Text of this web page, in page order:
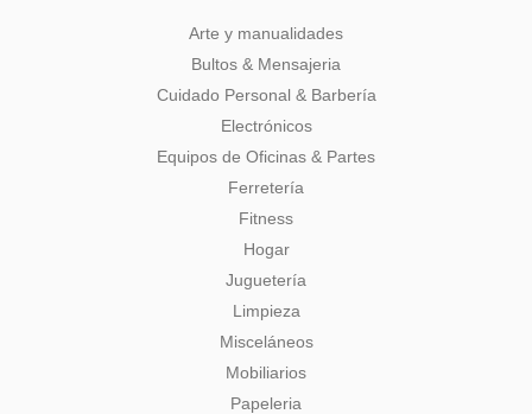
Arte y manualidades
Bultos & Mensajeria
Cuidado Personal & Barbería
Electrónicos
Equipos de Oficinas & Partes
Ferretería
Fitness
Hogar
Juguetería
Limpieza
Misceláneos
Mobiliarios
Papeleria